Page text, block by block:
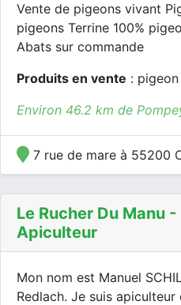
Vente de pigeons vivant
pigeons Terrine 100%
Abats sur commande
Produits en vente : pigeon
Environ 46.2 km de
7 rue de mare à 55200
Le Rucher Du Manu
Apiculteur
Mon nom est Manuel
Redlach. Je suis